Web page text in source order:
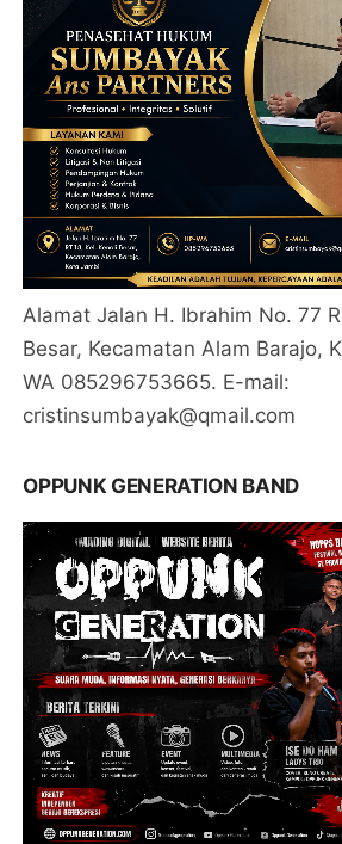
Alamat Jalan H. Ibrahim No. 77
Besar, Kecamatan Alam Barajo,
WA 085296753665. E-mail:
cristinsumbayak@qmail.com
OPPUNK GENERATION BAND